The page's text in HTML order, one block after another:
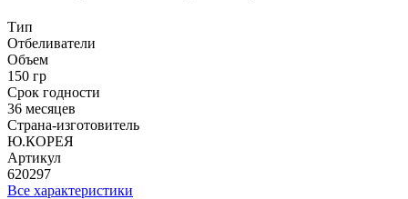
Тип
Отбеливатели
Объем
150 гр
Срок годности
36 месяцев
Страна-изготовитель
Ю.КОРЕЯ
Артикул
620297
Все характеристики